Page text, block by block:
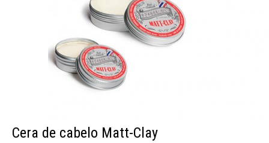
Cera de cabelo Matt-Clay